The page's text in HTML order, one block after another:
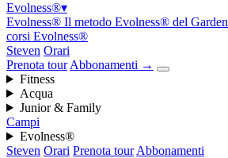
Evolness®▾
Evolness® Il metodo Evolness® del Garden
corsi Evolness®
Steven Orari
Prenota tour Abbonamenti →
Fitness
Acqua
Junior & Family
Campi
Evolness®
Steven Orari Prenota tour Abbonamenti